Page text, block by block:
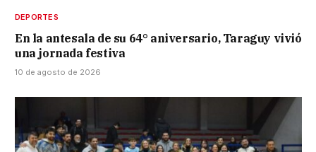
DEPORTES
En la antesala de su 64° aniversario, Taraguy vivió
una jornada festiva
10 de agosto de 2026